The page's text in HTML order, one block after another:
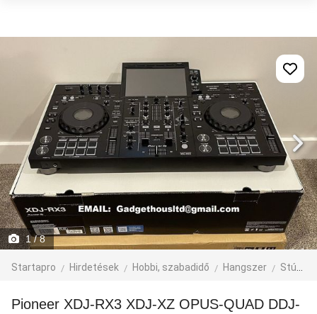
1/ 8
Startapro Hirdetések Hobbi, szabadidő Hangszer Stúdiofelszerelés
Pioneer XDJ-RX3 XDJ-XZ OPUS-QUAD DDJ-